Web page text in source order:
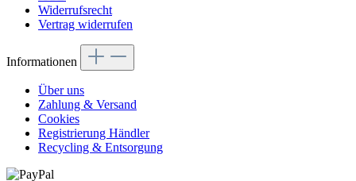
Widerrufsrecht
Vertrag widerrufen
Informationen
Über uns
Zahlung & Versand
Cookies
Registrierung Händler
Recycling & Entsorgung